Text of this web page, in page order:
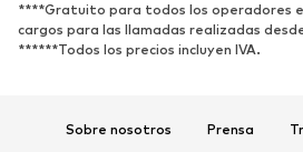
DEPORTE
Ropa deportiva
Complementos deportivos
****Gratuito para todos los operadores
cargos para las llamadas realizadas
******Todos los precios incluyen IVA.
Sobre nosotros Prensa